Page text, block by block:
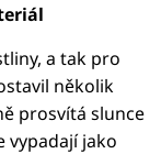
a tak pro
několik
prosvítá slunce
vypadají jako